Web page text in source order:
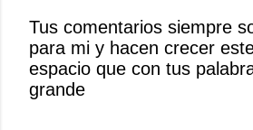
u
n
c
o
Tus comentarios siempre
para mi y hacen crecer
espacio que con tus
grande